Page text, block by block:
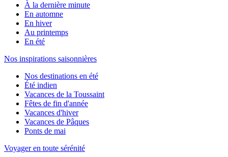
À la dernière minute
En automne
En hiver
Au printemps
En été
Nos inspirations saisonnières
Nos destinations en été
Été indien
Vacances de la Toussaint
Fêtes de fin d'année
Vacances d'hiver
Vacances de Pâques
Ponts de mai
Voyager en toute sérénité